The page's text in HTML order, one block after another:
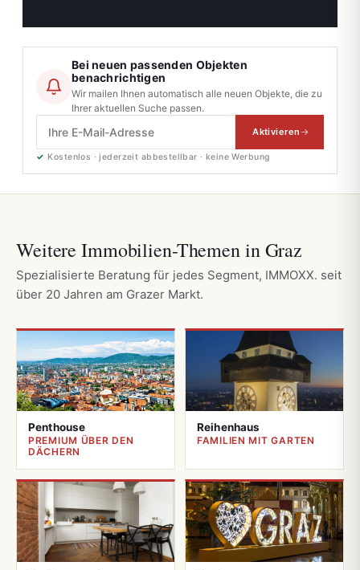
Bei neuen passenden Objekten
benachrichtigen
Wir mailen Ihnen automatisch alle neuen Objekte, die zu
Ihrer aktuellen Suche passen.
Aktivieren
✓ Kostenlos · jederzeit abbestellbar · keine Werbung
Weitere Immobilien-Themen in Graz
Spezialisierte Beratung für jedes Segment, IMMOXX. seit
über 20 Jahren am Grazer Markt.
Penthouse
PREMIUM ÜBER DEN
DÄCHERN
Reihenhaus
FAMILIEN MIT GARTEN